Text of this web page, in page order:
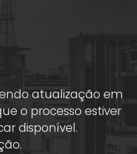
atualização em
o processo estiver
disponível.